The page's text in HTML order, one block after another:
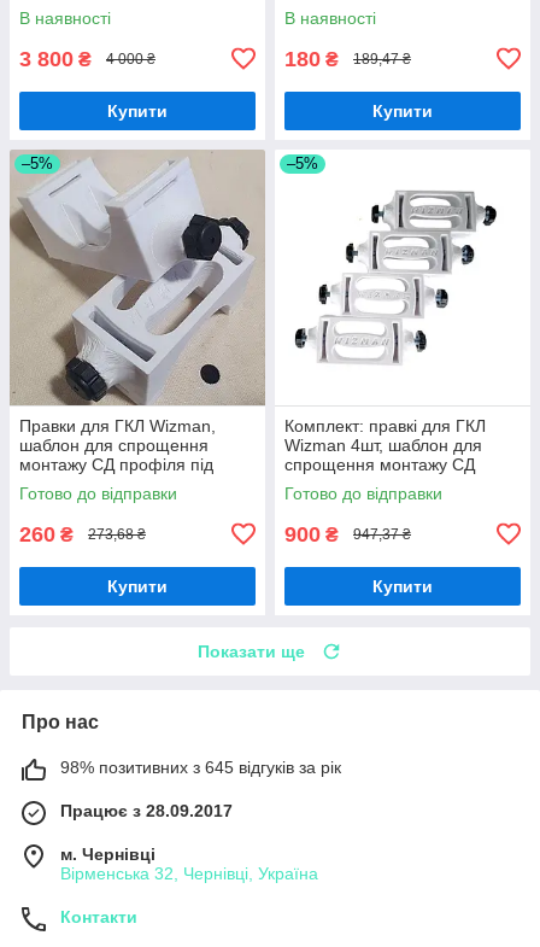
В наявності
3 800 ₴ 4 000 ₴
Купити
В наявності
180 ₴ 189,47 ₴
Купити
–5%
Правки для ГКЛ Wizman,
шаблон для спрощення
монтажу СД профіля під
гіпсокартон
Готово до відправки
260 ₴ 273,68 ₴
Купити
–5%
Комплект: правкі для ГКЛ
Wizman 4шт, шаблон для
спрощення монтажу СД
профіля під гіпсокартон
Готово до відправки
900 ₴ 947,37 ₴
Купити
Показати ще
Про нас
98% позитивних з 645 відгуків за рік
Працює з 28.09.2017
м. Чернівці
Вірменська 32, Чернівці, Україна
Контакти